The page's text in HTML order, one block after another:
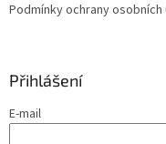
Podmínky ochrany osobních
Přihlášení
E-mail